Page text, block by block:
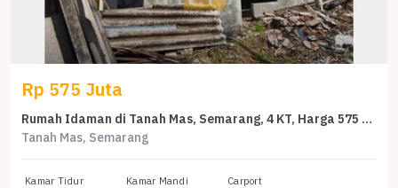
Rp 575 Juta
Rumah Idaman di Tanah Mas, Semarang, 4 KT, Harga 575 Juta
Tanah Mas, Semarang
Kamar Tidur Kamar Mandi Carport